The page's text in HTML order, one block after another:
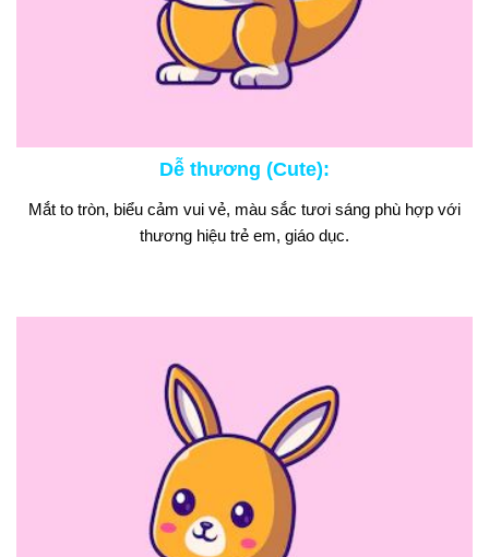
Dễ thương (Cute):
Mắt to tròn, biểu cảm vui vẻ, màu sắc tươi sáng phù hợp với
thương hiệu trẻ em, giáo dục.